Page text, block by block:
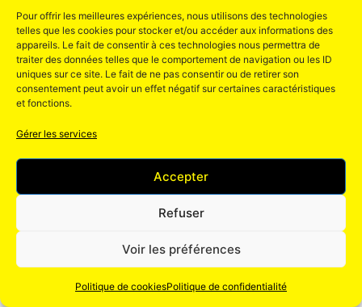
Pour offrir les meilleures expériences, nous utilisons des technologies
telles que les cookies pour stocker et/ou accéder aux informations des
appareils. Le fait de consentir à ces technologies nous permettra de
traiter des données telles que le comportement de navigation ou les ID
uniques sur ce site. Le fait de ne pas consentir ou de retirer son
consentement peut avoir un effet négatif sur certaines caractéristiques
et fonctions.
Gérer les services
Accepter
Refuser
Voir les préférences
Politique de cookiesPolitique de confidentialité
LÉGALES
POLITIQUE DE
CONFIDENTIALITÉ
POLITIQUE
DE
COOKIE
CONDITION
Ils nous soutiennent :